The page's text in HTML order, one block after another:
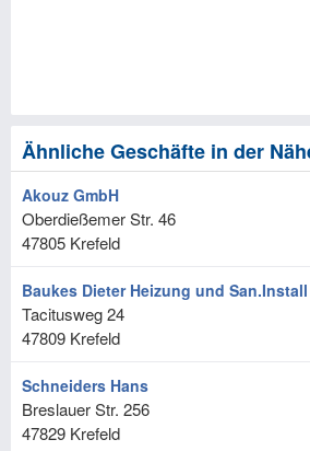
Ähnliche Geschäfte in der
Akouz GmbH
Oberdießemer Str. 46
47805 Krefeld
Baukes Dieter Heizung und San.Install
Tacitusweg 24
47809 Krefeld
Schneiders Hans
Breslauer Str. 256
47829 Krefeld